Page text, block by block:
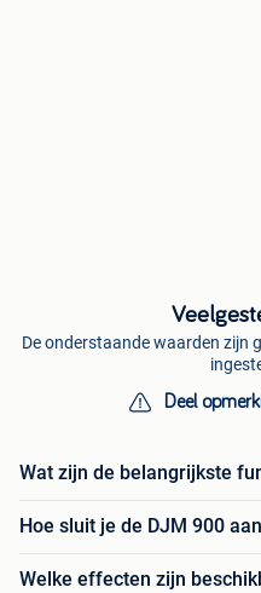
De onderstaande waarden zijn
Deel
Wat zijn de belangrijkste
Hoe sluit je de DJM 900
Welke effecten zijn